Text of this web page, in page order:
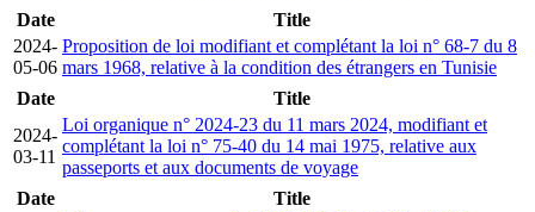
Date
Title
2024-
05-06
Proposition de loi modifiant et complétant la loi n° 68-7 du 8
mars 1968, relative à la condition des étrangers en Tunisie
Date
Title
2024-
03-11
Loi organique n° 2024-23 du 11 mars 2024, modifiant et
complétant la loi n° 75-­40 du 14 mai 1975, relative aux
passeports et aux documents de voyage
Date
Title